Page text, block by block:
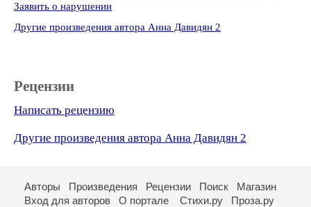
Заявить о нарушении
Другие произведения автора Анна Давидян 2
Рецензии
Написать рецензию
Другие произведения автора Анна Давидян 2
Авторы Произведения Рецензии Поиск
Магазин
Вход для авторов
О портале Стихи.ру Проза.ру